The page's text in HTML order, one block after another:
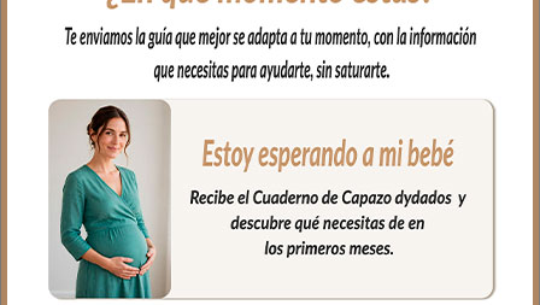
distinción propia de la colección.
Elaborado en piqué Roma Blanco Roto
con cintas de raso estampado con el
motivo Arrecife Maquillaje, este cojín
mantiene la posición lateral del bebé
durante el descanso de forma suave y
segura.
La funda es extraíble y lavable a
máquina para facilitar su